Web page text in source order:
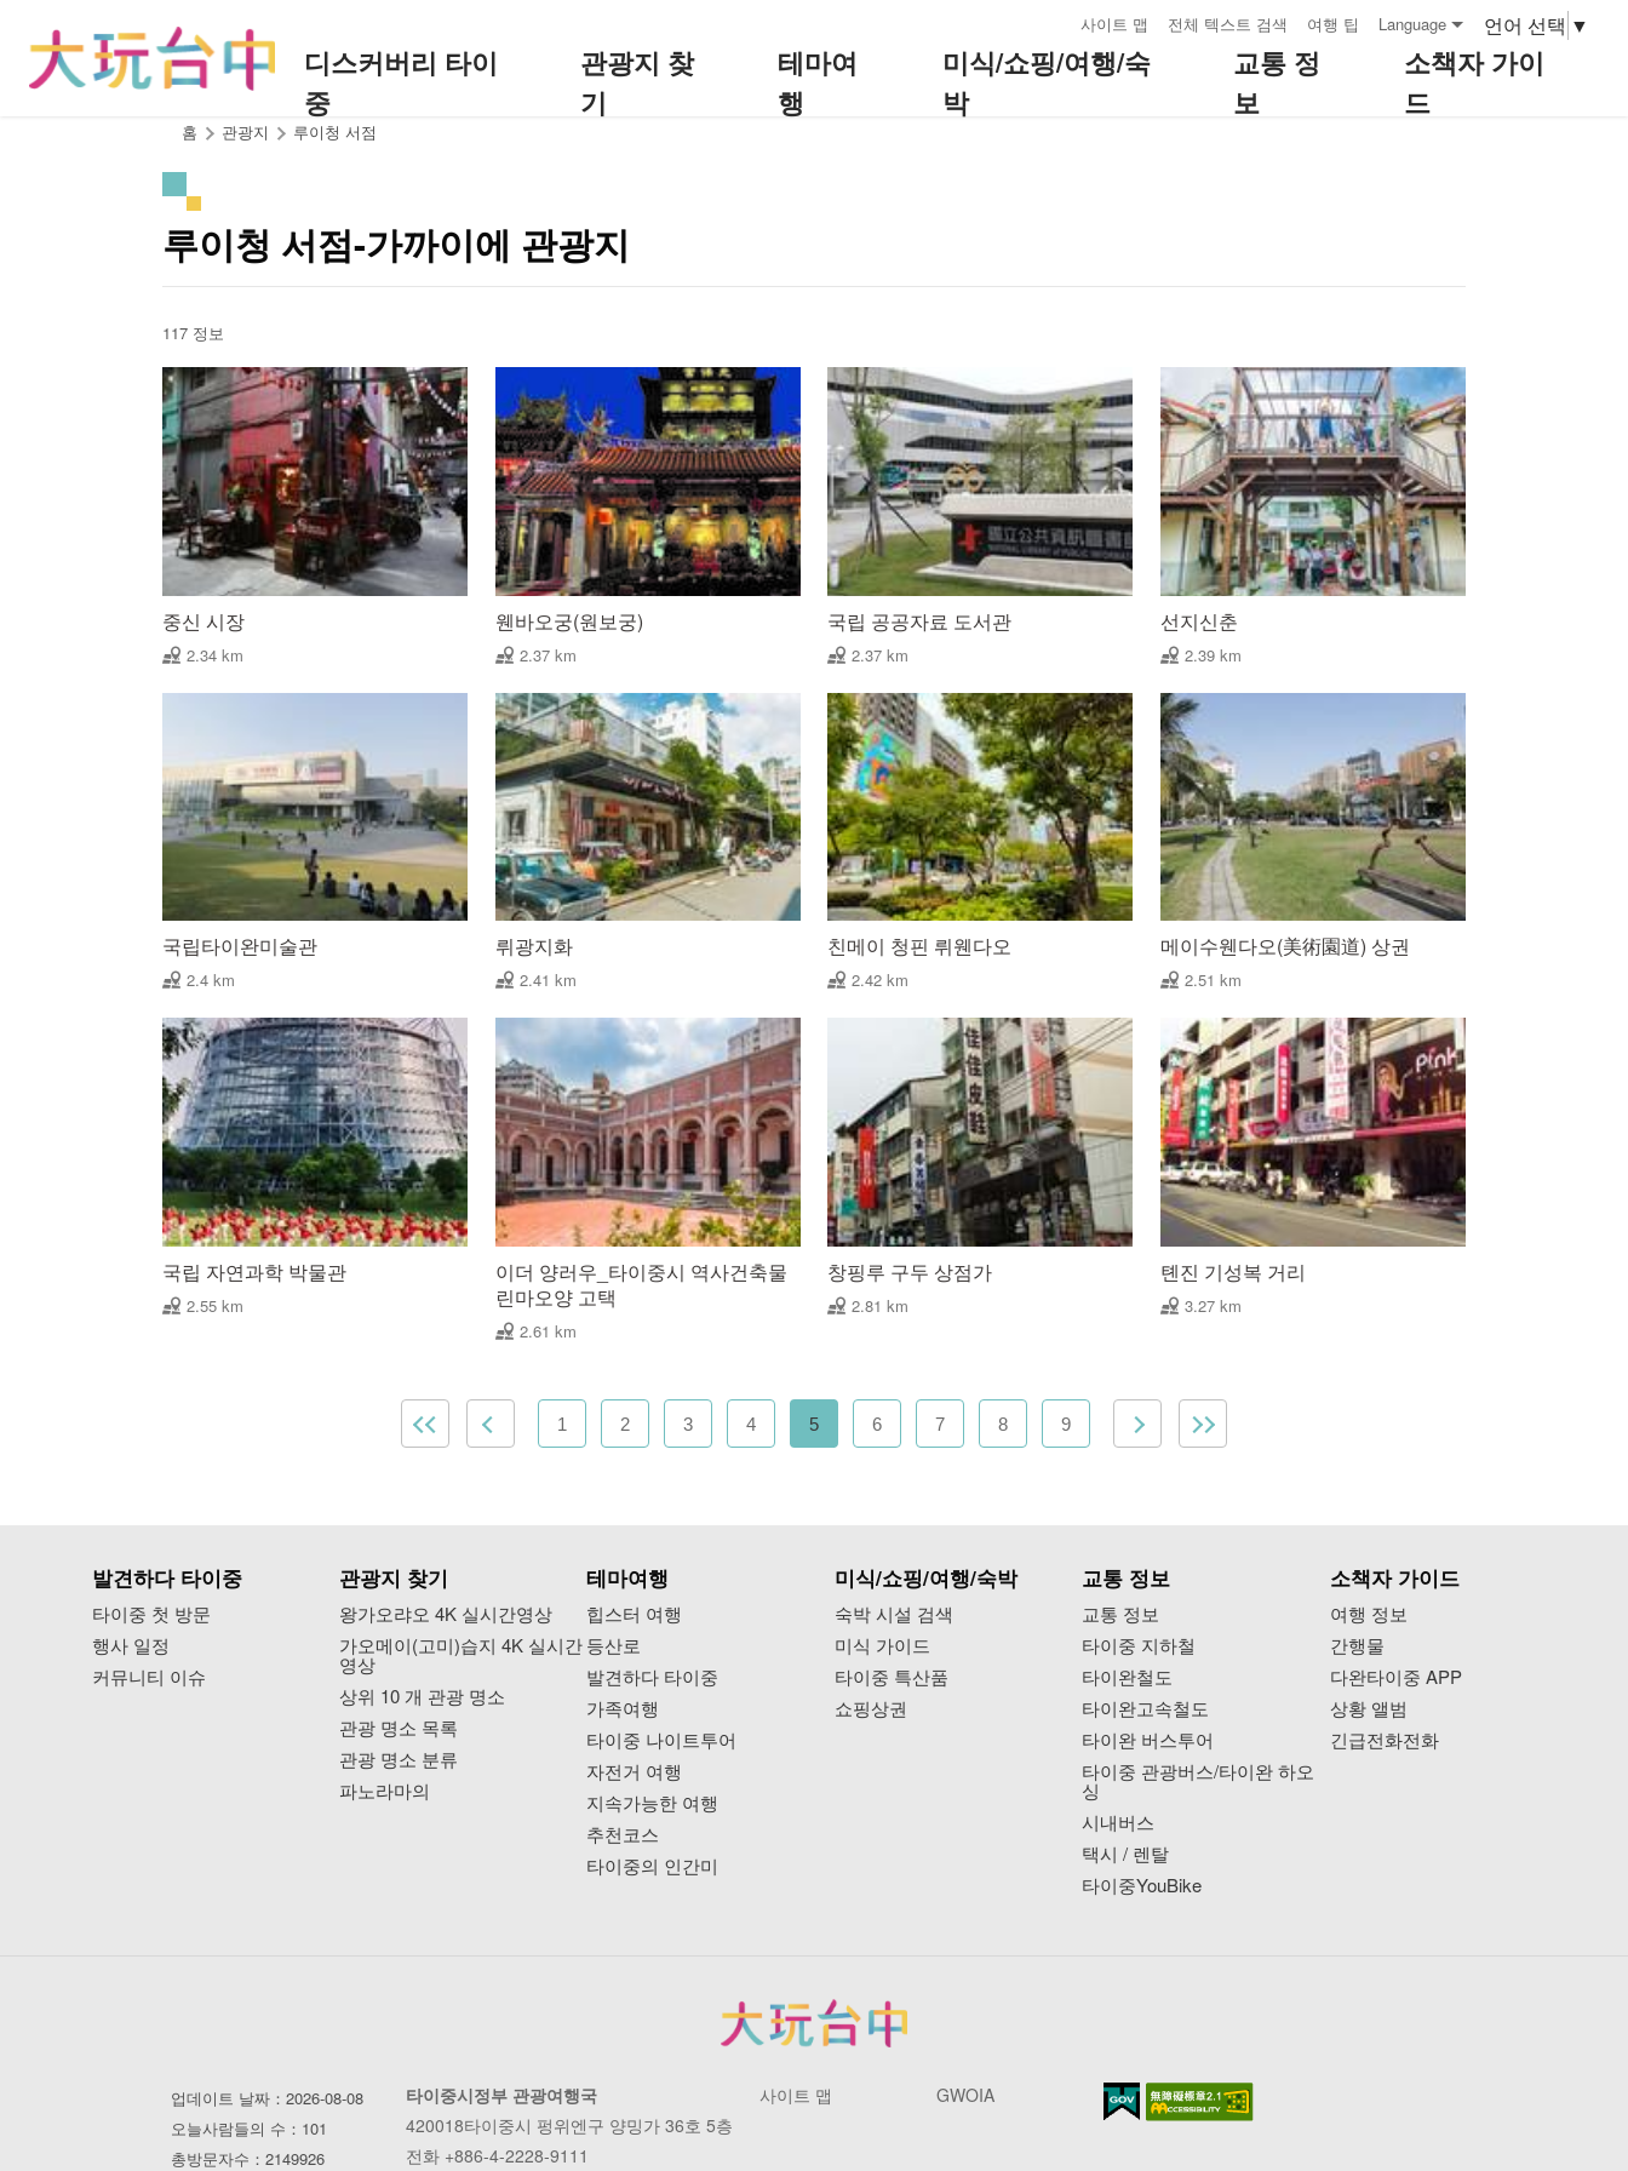
사이트 맵 전체 텍스트 검색 여행 팁 Language 언어 선택 ▼
디스커버리 타이
중
관광지 찾
기
테마여
행
미식/쇼핑/여행/숙
박
교통 정
보
소책자 가이
드
홈 관광지 루이청 서점
루이청 서점-가까이에 관광지
117 정보
중신 시장
2.34 km
웬바오궁(원보궁)
2.37 km
국립 공공자료 도서관
2.37 km
선지신춘
2.39 km
국립타이완미술관
2.4 km
뤼광지화
2.41 km
친메이 청핀 뤼웬다오
2.42 km
메이수웬다오(美術園道) 상권
2.51 km
국립 자연과학 박물관
2.55 km
이더 양러우_타이중시 역사건축물
린마오양 고택
2.61 km
창핑루 구두 상점가
2.81 km
톈진 기성복 거리
3.27 km
1 2 3 4 5 6 7 8 9
발견하다 타이중
타이중 첫 방문
행사 일정
커뮤니티 이슈
관광지 찾기
왕가오랴오 4K 실시간영상
가오메이(고미)습지 4K 실시간
영상
상위 10 개 관광 명소
관광 명소 목록
관광 명소 분류
파노라마의
테마여행
힙스터 여행
등산로
발견하다 타이중
가족여행
타이중 나이트투어
자전거 여행
지속가능한 여행
추천코스
타이중의 인간미
미식/쇼핑/여행/숙박
숙박 시설 검색
미식 가이드
타이중 특산품
쇼핑상권
교통 정보
교통 정보
타이중 지하철
타이완철도
타이완고속철도
타이완 버스투어
타이중 관광버스/타이완 하오
싱
시내버스
택시 / 렌탈
타이중YouBike
소책자 가이드
여행 정보
간행물
다완타이중 APP
상황 앨범
긴급전화전화
업데이트 날짜：2026-08-08
오늘사람들의 수：101
총방문자수：2149926
타이중시정부 관광여행국
420018타이중시 펑위엔구 양밍가 36호 5층
전화 +886-4-2228-9111
사이트 맵 GWOIA